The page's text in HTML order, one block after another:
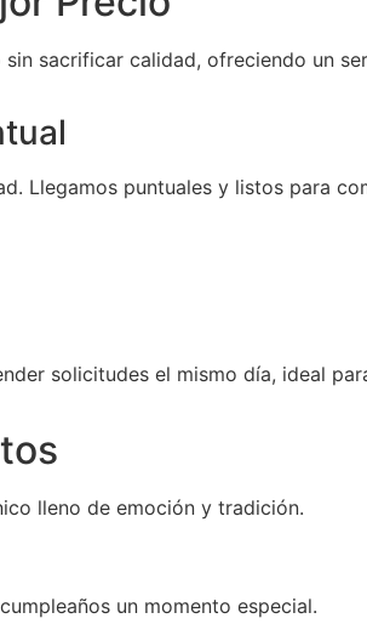
sacrificar calidad, ofreciendo un
Llegamos puntuales y listos para
solicitudes el mismo día, ideal
lleno de emoción y tradición.
un momento especial.